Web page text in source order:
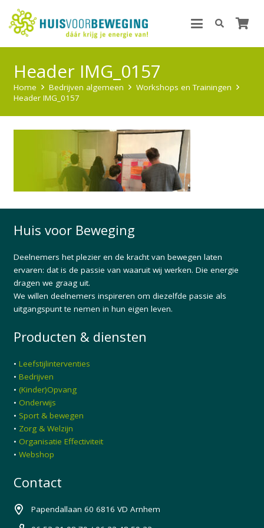
Header IMG_0157
Home Bedrijven algemeen
Workshops en Trainingen
Header IMG_0157
Huis voor Beweging
Deelnemers het plezier en de kracht van bewegen laten
ervaren: dat is de passie van waaruit wij werken. Die energie
dragen we graag uit.
We willen deelnemers inspireren om diezelfde passie als
uitgangspunt te nemen in hun eigen leven.
Producten & diensten
• Leefstijlinterventies
• Bedrijven
• (Kinder)Opvang
• Onderwijs
• Sport & bewegen
• Zorg & Welzijn
• Organisatie Effectiviteit
• Webshop
Contact
Papendallaan 60 6816 VD Arnhem